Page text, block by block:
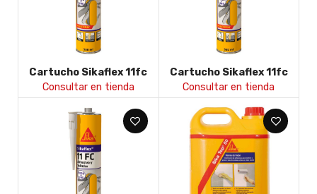
Cartucho Sikaflex 11fc
Purform blanco
Consultar en tienda
Cartucho Sikaflex 11fc
Purform marron
Consultar en tienda